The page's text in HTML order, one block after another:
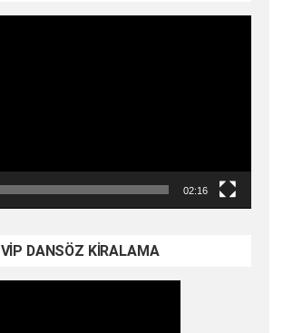
02:16
VİP DANSÖZ KİRALAMA